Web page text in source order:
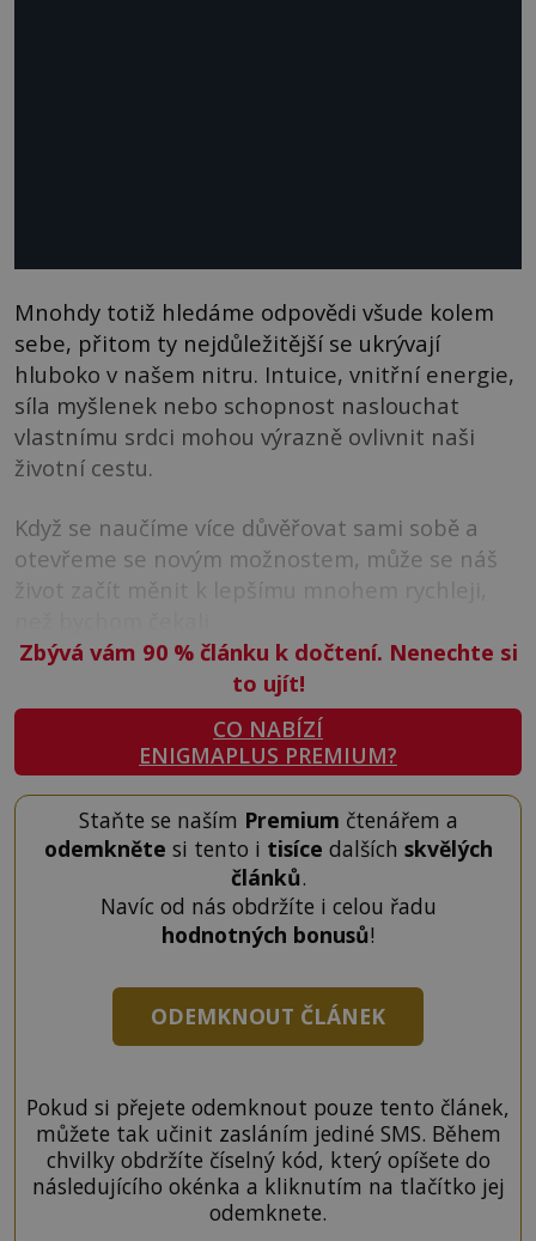
Mnohdy totiž hledáme odpovědi všude kolem
sebe, přitom ty nejdůležitější se ukrývají
hluboko v našem nitru. Intuice, vnitřní energie,
síla myšlenek nebo schopnost naslouchat
vlastnímu srdci mohou výrazně ovlivnit naši
životní cestu.
Když se naučíme více důvěřovat sami sobě a
otevřeme se novým možnostem, může se náš
život začít měnit k lepšímu mnohem rychleji,
Zbývá vám 90 %článku k dočtení. Nenechte si
to ujít!
CO NABÍZÍ
ENIGMAPLUS PREMIUM?
Staňte se naším Premium čtenářem a
odemkněte si tento i tisíce dalších skvělých
článků.
Navíc od nás obdržíte i celou řadu
hodnotných bonusů!
ODEMKNOUT ČLÁNEK
Pokud si přejete odemknout pouze tento článek,
můžete tak učinit zasláním jediné SMS. Během
chvilky obdržíte číselný kód, který opíšete do
následujícího okénka a kliknutím na tlačítko jej
odemknete.